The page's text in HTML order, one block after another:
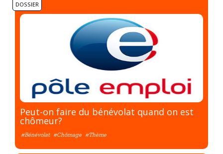
DOSSIER
Peut-on faire du bénévolat quand on est
chômeur?
#Bénévolat #Chômage #Thème